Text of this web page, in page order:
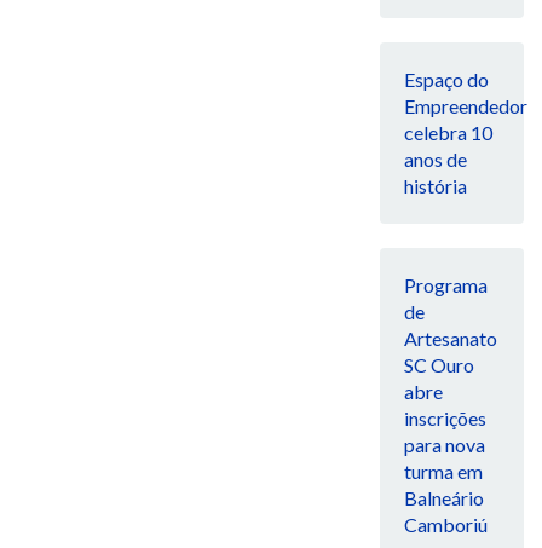
Espaço do
Empreendedor
celebra 10
anos de
história
Programa
de
Artesanato
SC Ouro
abre
inscrições
para nova
turma em
Balneário
Camboriú